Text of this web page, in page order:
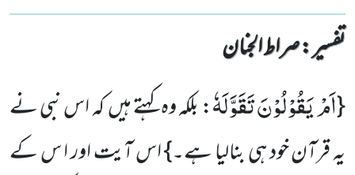
تفسیر : ‎صراط الجنان
{اَمْ یَقُوْلُوْنَ تَقَوَّلَهٗ: بلکہ وہ کہتے ہیں کہ اس نبی نے
یہ قرآن خود ہی بنالیا ہے۔}اس آیت اور ا س کے